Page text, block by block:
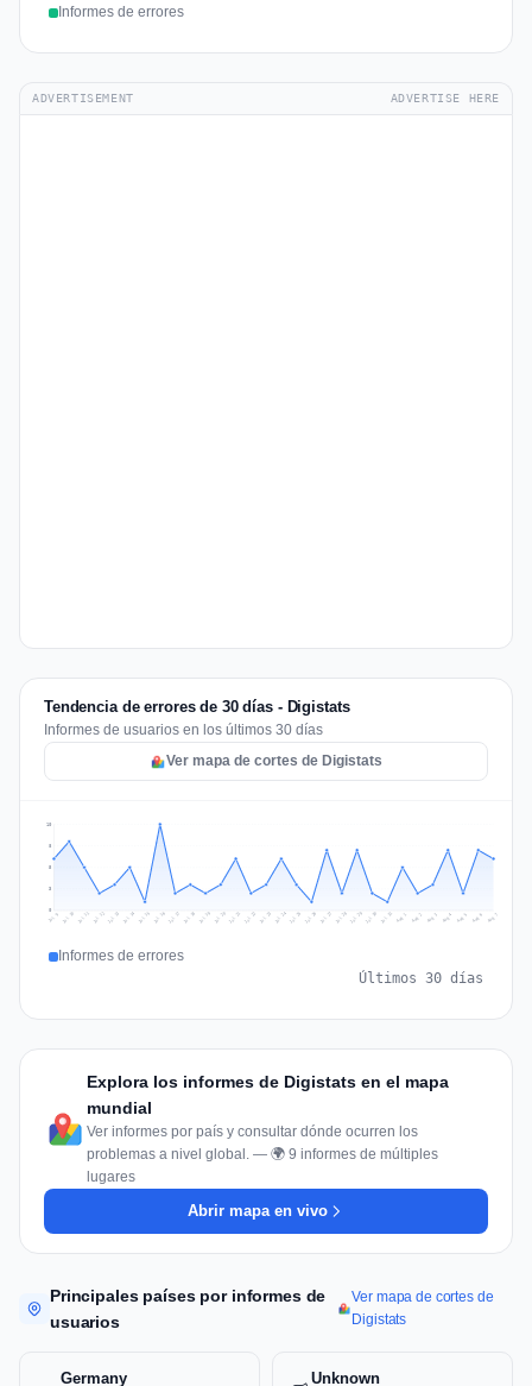
Informes de errores
ADVERTISEMENT ADVERTISE HERE
Tendencia de errores de 30 días - Digistats
Informes de usuarios en los últimos 30 días
Ver mapa de cortes de Digistats
3
5
8
10
Jul 9 Jul 10 Jul 11 Jul 12 Jul 13 Jul 14 Jul 15 Jul 16 Jul 17 Jul 18 Jul 19 Jul 20 Jul 21 Jul 22 Jul 23 Jul 24 Jul 25 Jul 26 Jul 27 Jul 28 Jul 29 Jul 30 Jul 31 Aug 1 Aug 2 Aug 3 Aug 4 Aug 5 Aug 6 Aug 7
Informes de errores
Últimos 30 días
Explora los informes de Digistats en el mapa
mundial
Ver informes por país y consultar dónde ocurren los
problemas a nivel global. — 🌍 9 informes de múltiples
lugares
Abrir mapa en vivo
Principales países por informes de
usuarios
Ver mapa de cortes de
Digistats
Germany Unknown